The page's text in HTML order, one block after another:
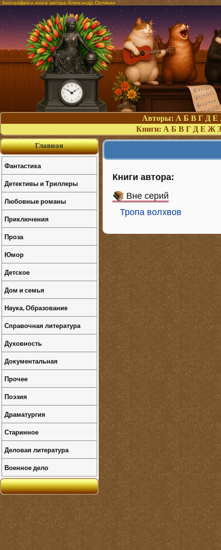
Биография и книги автора Александр Селянин
Авторы: А Б В Г Д Е
Книги: А Б В Г Д Е Ж З
Книги автора:
Вне серий
Тропа волхвов
Главная
Фантастика
Детективы и Триллеры
Любовные романы
Приключения
Проза
Юмор
Детское
Дом и семья
Наука, Образование
Справочная литература
Духовность
Документальная
Прочее
Поэзия
Драматургия
Старинное
Деловая литература
Военное дело